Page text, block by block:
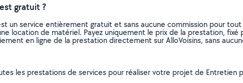
gratuit ?
un service entièrement gratuit et sans aucune commission pour
location de matériel. Payez uniquement le prix de la prestation, fixé
en ligne de la prestation directement sur AlloVoisins, sans
les prestations de services pour réaliser votre projet de Entretien